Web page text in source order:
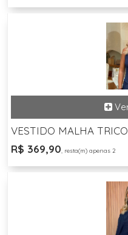
VESTIDO MALHA TRICO
R$ 369,90, resta(m) apenas 2